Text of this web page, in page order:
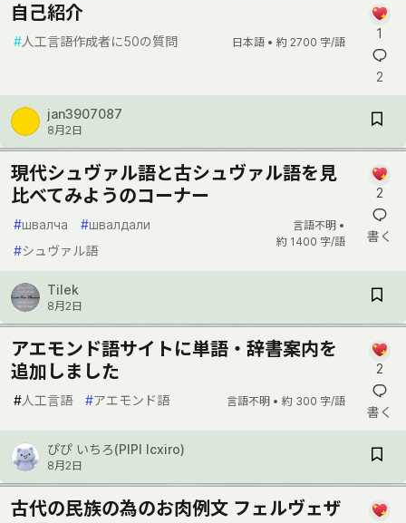
自己紹介
#人工言語作成者に50の質問 日本語 • 約 2700 字/語
1
2
jan3907087
8月2日
現代シュヴァル語と古シュヴァル語を見
比べてみようのコーナー
#швалча #швалдали
#シュヴァル語
言語不明 •
約 1400 字/語
2
書く
Tilek
8月2日
アエモンド語サイトに単語・辞書案内を
追加しました
#人工言語 #アエモンド語 言語不明 • 約 300 字/語
2
書く
ぴぴ いちろ(PIPI Icxiro)
8月2日
古代の民族の為のお肉例文 フェルヴェザ